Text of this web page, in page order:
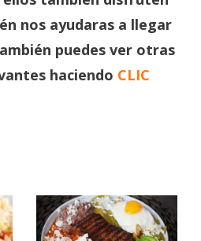
nos ayudaras a llegar
puedes ver otras
haciendo CLIC